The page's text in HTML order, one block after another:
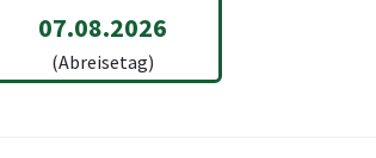
07.08.2026
(Abreisetag)